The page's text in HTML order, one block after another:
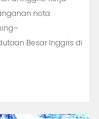
nota
Besar Inggris di